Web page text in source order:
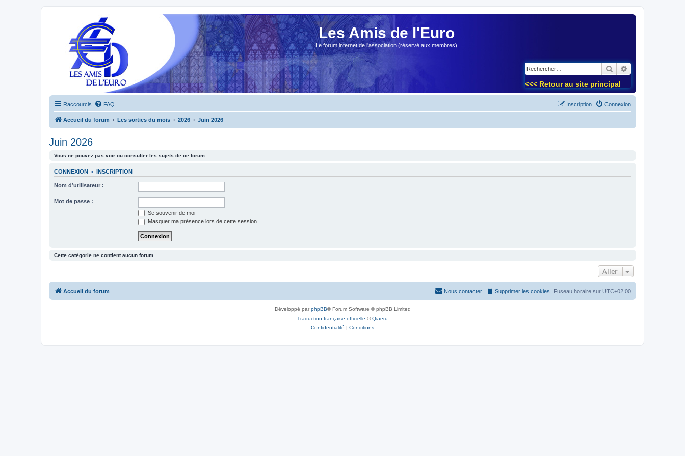
Les Amis de l'Euro
Le forum internet de l'association (réservé aux membres)
Rechercher
<<< Retour au site principal
Raccourcis FAQ Connexion
Inscription
Accueil du forum Les sorties du mois 2026 Juin 2026
Juin 2026
Vous ne pouvez pas voir ou consulter les sujets de ce forum.
CONNEXION • INSCRIPTION
Nom d’utilisateur :
Mot de passe :
Se souvenir de moi
Masquer ma présence lors de cette session
Cette catégorie ne contient aucun forum.
Aller
Accueil du forum Fuseau horaire sur UTC+02:00
Supprimer les cookies
Nous contacter
Développé parphpBB® Forum Software © phpBB Limited
Traduction française officielle ©Qiaeru
Confidentialité | Conditions